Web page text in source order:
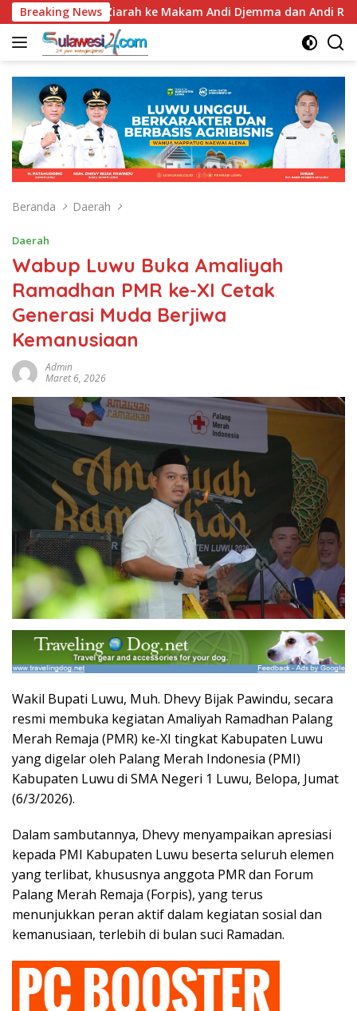
Langsung
ke
konten
Breaking News
Luwu Ziarah ke Makam Andi Djemma dan Andi
Beranda Daerah
Daerah
Wabup Luwu Buka Amaliyah
Ramadhan PMR ke-XI Cetak
Generasi Muda Berjiwa
Kemanusiaan
Admin
Maret 6, 2026
Wakil Bupati Luwu, Muh. Dhevy Bijak Pawindu, secara
resmi membuka kegiatan Amaliyah Ramadhan Palang
Merah Remaja (PMR) ke-XI tingkat Kabupaten Luwu
yang digelar oleh Palang Merah Indonesia (PMI)
Kabupaten Luwu di SMA Negeri 1 Luwu, Belopa, Jumat
(6/3/2026).
Dalam sambutannya, Dhevy menyampaikan apresiasi
kepada PMI Kabupaten Luwu beserta seluruh elemen
yang terlibat, khususnya anggota PMR dan Forum
Palang Merah Remaja (Forpis), yang terus
menunjukkan peran aktif dalam kegiatan sosial dan
kemanusiaan, terlebih di bulan suci Ramadan.